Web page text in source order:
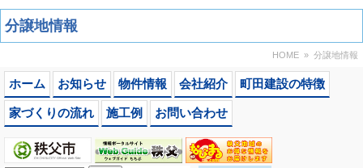
分譲地情報
HOME » 分譲地情報
ホーム お知らせ 物件情報 会社紹介 町田建設の特徴
家づくりの流れ 施工例 お問い合わせ